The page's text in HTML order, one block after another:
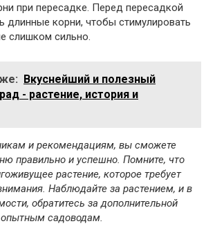
при пересадке. Перед пересадкой
длинные корни, чтобы стимулировать
слишком сильно.
Вкуснейший и полезный
- растение, история и
и рекомендациям, вы сможете
правильно и успешно. Помните, что
растение, которое требует
Наблюдайте за растением, и в
обратитесь за дополнительной
опытным садоводам.